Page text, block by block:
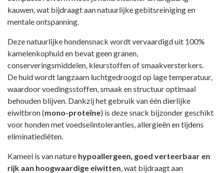
kauwen, wat bijdraagt aan natuurlijke gebitsreiniging en
mentale ontspanning.
Deze natuurlijke hondensnack wordt vervaardigd uit 100%
kamelenkophuid en bevat geen granen,
conserveringsmiddelen, kleurstoffen of smaakversterkers.
De huid wordt langzaam luchtgedroogd op lage temperatuur,
waardoor voedingsstoffen, smaak en structuur optimaal
behouden blijven. Dankzij het gebruik van één dierlijke
eiwitbron (mono-proteïne) is deze snack bijzonder geschikt
voor honden met voedselintoleranties, allergieën en tijdens
eliminatiediëten.
Kameel is van nature hypoallergeen, goed verteerbaar en
rijk aan hoogwaardige eiwitten, wat bijdraagt aan